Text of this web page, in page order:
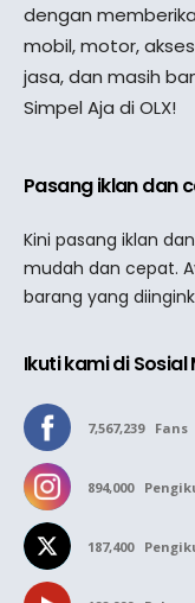
dengan
mobil, motor,
jasa, dan masih
Simpel Aja di OLX!
Pasang iklan dan
Kini pasang iklan
mudah dan cepat.
barang yang
Ikuti kami di Sosial
7,567,239 Fans
894,000
187,400